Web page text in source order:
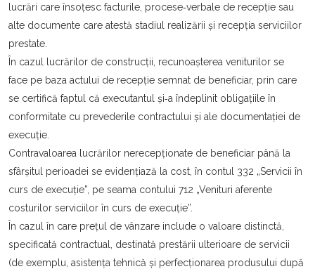
lucrări care însoțesc facturile, procese‐verbale de recepție sau
alte documente care atestă stadiul realizării şi recepția serviciilor
prestate.
În cazul lucrărilor de construcții, recunoaşterea veniturilor se
face pe baza actului de recepție semnat de beneficiar, prin care
se certifică faptul că executantul şi‐a îndeplinit obligațiile în
conformitate cu prevederile contractului şi ale documentației de
execuție.
Contravaloarea lucrărilor nerecepționate de beneficiar până la
sfârşitul perioadei se evidențiază la cost, în contul 332 „Servicii în
curs de execuție”, pe seama contului 712 „Venituri aferente
costurilor serviciilor în curs de execuție”.
În cazul în care prețul de vânzare include o valoare distinctă,
specificată contractual, destinată prestării ulterioare de servicii
(de exemplu, asistența tehnică şi perfecționarea produsului după